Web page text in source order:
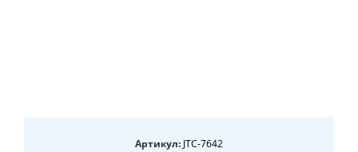
Артикул: JTC-7642